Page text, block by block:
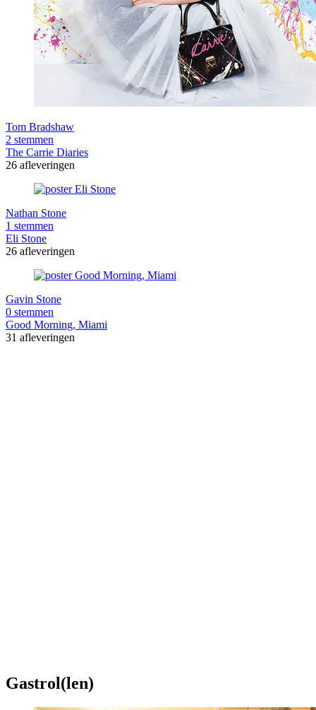
Tom Bradshaw
2 stemmen
The Carrie Diaries
26 afleveringen
Nathan Stone
1 stemmen
Eli Stone
26 afleveringen
Gavin Stone
0 stemmen
Good Morning, Miami
31 afleveringen
Gastrol(len)